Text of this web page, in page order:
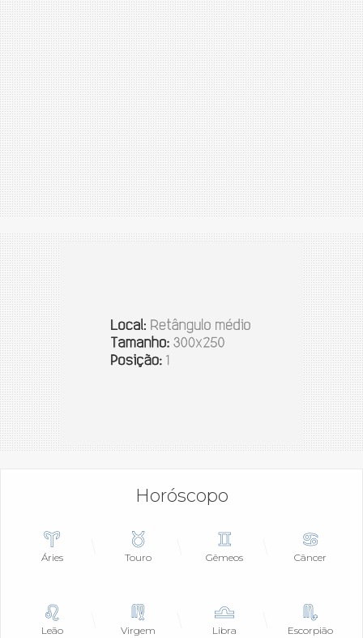
Horóscopo
Áries Touro Gêmeos Câncer
Leão Virgem Libra Escorpião